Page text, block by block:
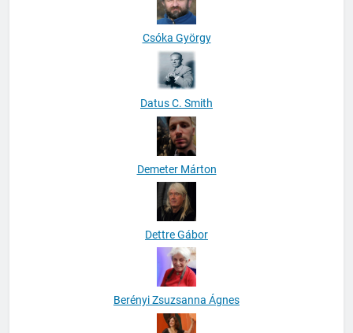
Csóka György
Datus C. Smith
Demeter Márton
Dettre Gábor
Berényi Zsuzsanna Ágnes